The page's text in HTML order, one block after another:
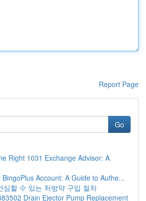
Report Page
Go
Right 1031 Exchange Advisor: A
BingoPlus Account: A Guide to Authe...
심할 수 있는 처방약 구입 절차
Drain Ejector Pump Replacement